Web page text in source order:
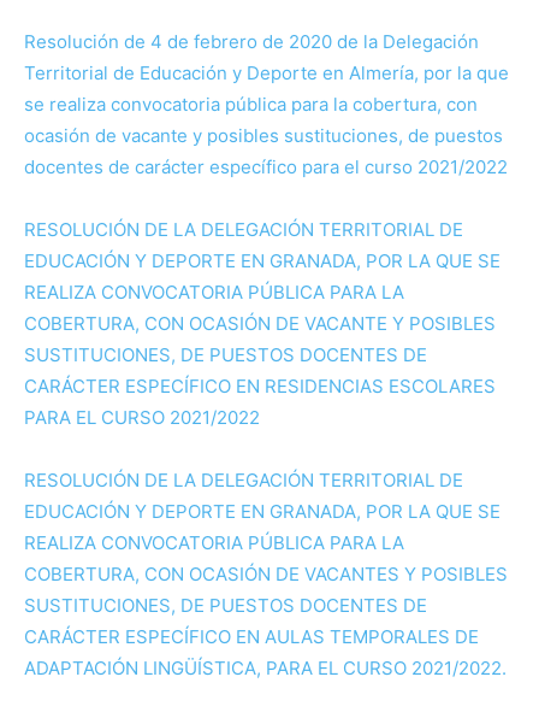
Resolución de 4 de febrero de 2020 de la Delegación
Territorial de Educación y Deporte en Almería, por la que
se realiza convocatoria pública para la cobertura, con
ocasión de vacante y posibles sustituciones, de puestos
docentes de carácter específico para el curso 2021/2022
RESOLUCIÓN DE LA DELEGACIÓN TERRITORIAL DE
EDUCACIÓN Y DEPORTE EN GRANADA, POR LA QUE SE
REALIZA CONVOCATORIA PÚBLICA PARA LA
COBERTURA, CON OCASIÓN DE VACANTE Y POSIBLES
SUSTITUCIONES, DE PUESTOS DOCENTES DE
CARÁCTER ESPECÍFICO EN RESIDENCIAS ESCOLARES
PARA EL CURSO 2021/2022
RESOLUCIÓN DE LA DELEGACIÓN TERRITORIAL DE
EDUCACIÓN Y DEPORTE EN GRANADA, POR LA QUE SE
REALIZA CONVOCATORIA PÚBLICA PARA LA
COBERTURA, CON OCASIÓN DE VACANTES Y POSIBLES
SUSTITUCIONES, DE PUESTOS DOCENTES DE
CARÁCTER ESPECÍFICO EN AULAS TEMPORALES DE
ADAPTACIÓN LINGÜÍSTICA, PARA EL CURSO 2021/2022.